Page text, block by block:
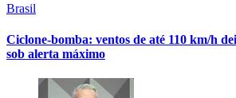
Brasil
Ciclone-bomba: ventos de até 110 km/h
sob alerta máximo